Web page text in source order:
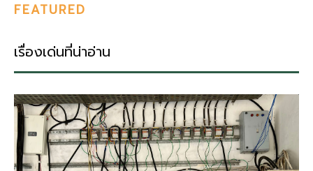
FEATURED
เรื่องเด่นที่น่าอ่าน